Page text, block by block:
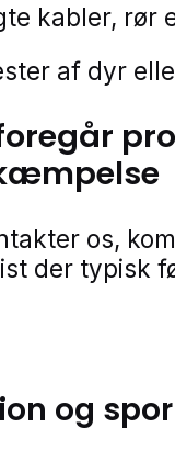
kabler, rør
af dyr
os,
der typisk
og